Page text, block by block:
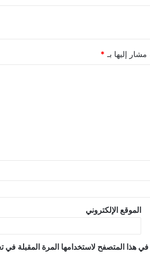
مشار إليها بـ *
الموقع الإلكتروني
هذا المتصفح لاستخدامها المرة المقبلة في